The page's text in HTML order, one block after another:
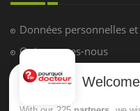
Données personnelles
Qui sommes-nous
Conditions d'utilisation
Welcome